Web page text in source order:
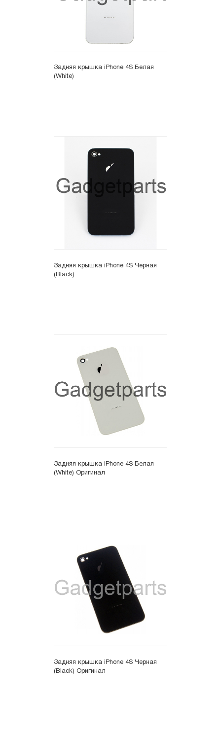
Задняя крышка iPhone 4S Белая
(White)
Задняя крышка iPhone 4S Черная
(Black)
Задняя крышка iPhone 4S Белая
(White) Оригинал
Задняя крышка iPhone 4S Черная
(Black) Оригинал